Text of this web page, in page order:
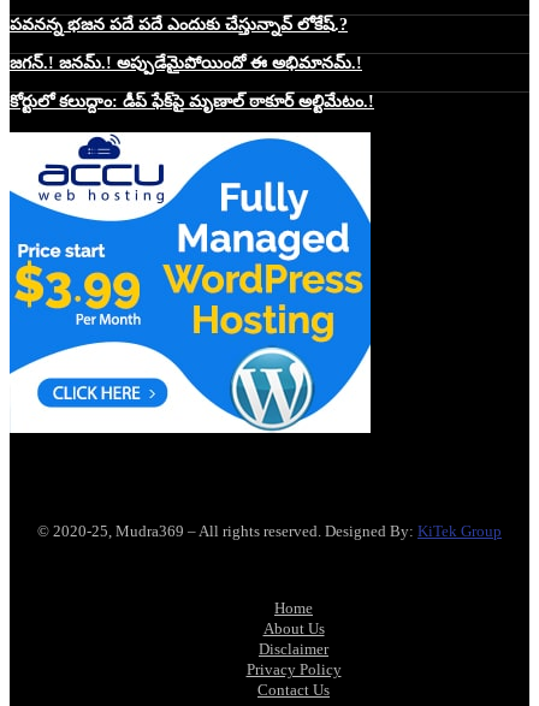
పవనన్న భజన పదే పదే ఎందుకు చేస్తున్నావ్ లోకేష్.?
జగన్.! జనమ్.! అప్పుడేమైపోయిందో ఈ అభిమానమ్.!
కోర్టులో కలుద్దాం: డీప్ ఫేక్‌పై మృణాల్ ఠాకూర్ అల్టిమేటం.!
Website Hosting Sponser
© 2020-25, Mudra369 – All rights reserved. Designed By: KiTek Group
Home
About Us
Disclaimer
Privacy Policy
Contact Us